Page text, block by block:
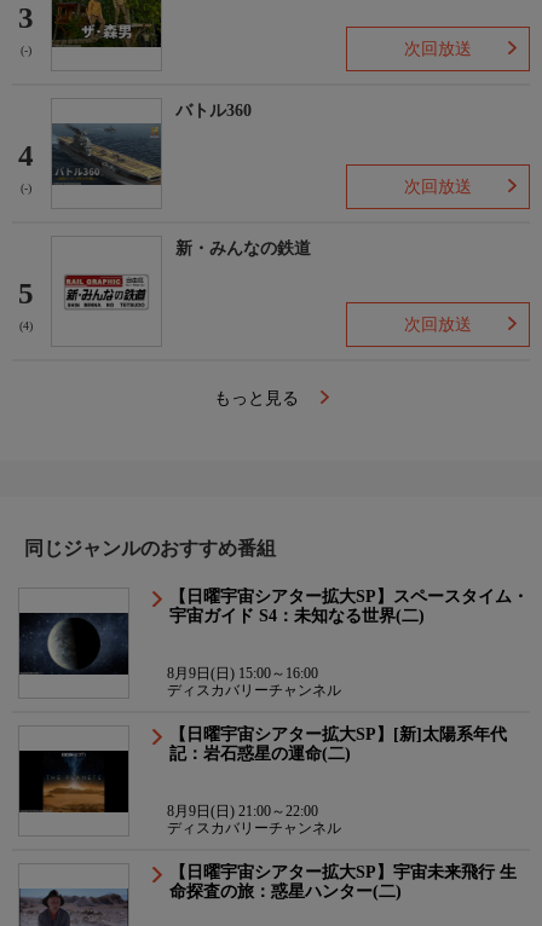
3
(-) 次回放送
4
(-)
バトル360
次回放送
5
(4)
新・みんなの鉄道
次回放送
もっと見る
同じジャンルのおすすめ番組
【日曜宇宙シアター拡大SP】スペースタイム・
宇宙ガイド S4：未知なる世界(二)
8月9日(日) 15:00～16:00
ディスカバリーチャンネル
【日曜宇宙シアター拡大SP】[新]太陽系年代
記：岩石惑星の運命(二)
8月9日(日) 21:00～22:00
ディスカバリーチャンネル
【日曜宇宙シアター拡大SP】宇宙未来飛行 生
命探査の旅：惑星ハンター(二)